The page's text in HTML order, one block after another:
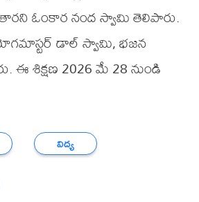
ఓంకార నంద స్వామి తెలిపారు.
డాల్ స్వామి, భజన
ఈ శిక్షణ 2026 మే 28 నుండి
విద్య